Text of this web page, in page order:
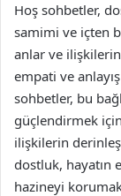
Hoş sohbetler,
samimi ve içten
anlar ve
empati ve
sohbetler, bu
güçlendirmek
ilişkilerin
dostluk, hayatın
hazineyi